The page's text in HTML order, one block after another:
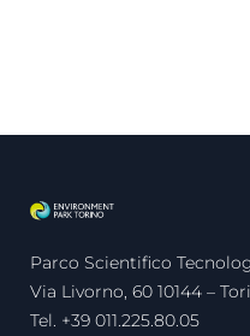
Parco Scientifico
Via Livorno, 60 10144 –
Tel. +39 011.225.80.05